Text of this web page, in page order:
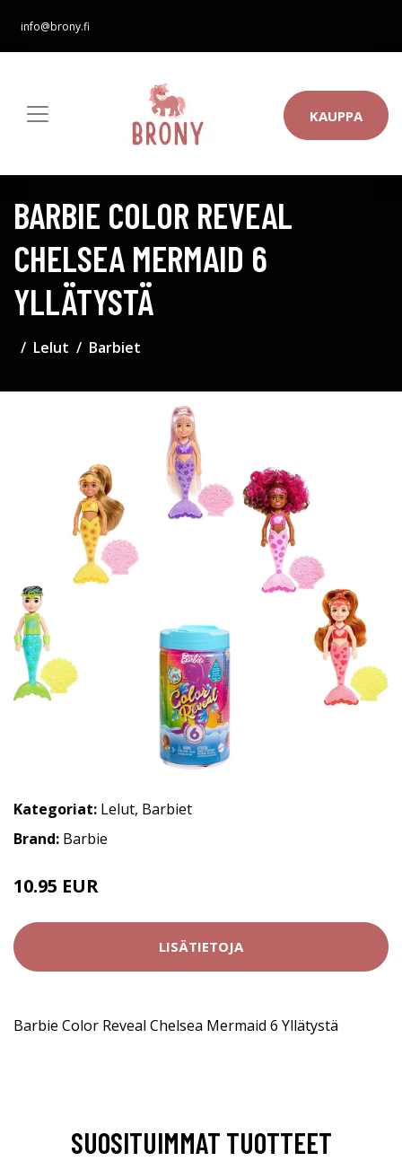
info@brony.fi
KAUPPA
BARBIE COLOR REVEAL
CHELSEA MERMAID 6
YLLÄTYSTÄ
Lelut Barbiet
Kategoriat: Lelut, Barbiet
Brand: Barbie
10.95 EUR
LISÄTIETOJA
Barbie Color Reveal Chelsea Mermaid 6 Yllätystä
SUOSITUIMMAT TUOTTEET